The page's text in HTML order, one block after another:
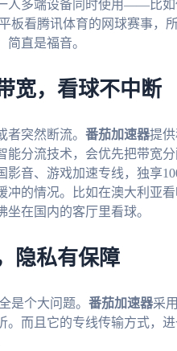
人多端设备同时使用——比如
板看腾讯体育的网球赛事，
直是福音。
宽，看球不中断
突然断流。 番茄加速器提
能分流技术，会优先把带宽
影音、游戏加速专线，独享
冲的情况。比如在澳大利亚
在国内的客厅里看球。
隐私有保障
是个大问题。 番茄加速器采
。而且它的专线传输方式，